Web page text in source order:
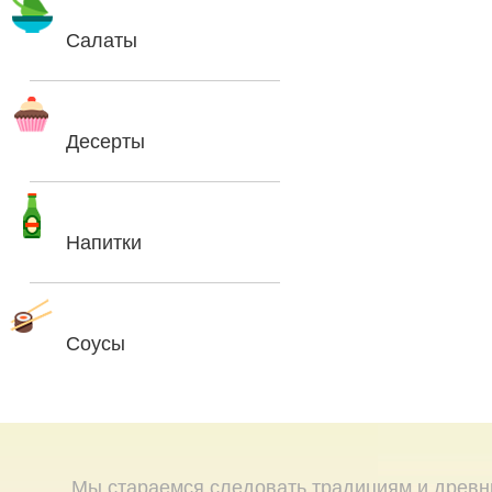
Салаты
Десерты
Напитки
Соусы
Мы стараемся следовать традициям и